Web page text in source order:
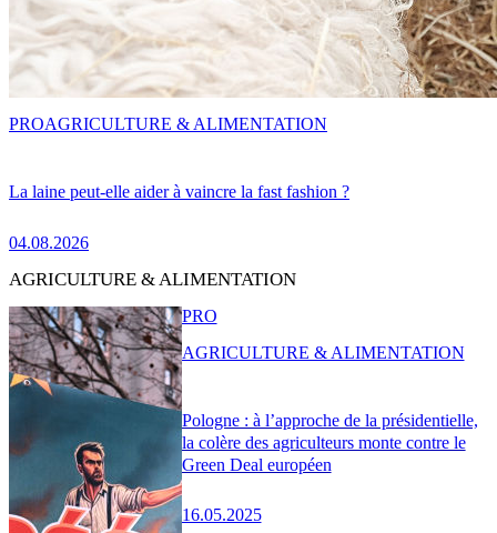
La laine peut-elle aider à vaincre la fast fashion ?
04.08.2026
PROAGRICULTURE & ALIMENTATION
AGRICULTURE & ALIMENTATION
Pologne : à l’approche de la présidentielle,
la colère des agriculteurs monte contre le
Green Deal européen
16.05.2025
PRO
AGRICULTURE & ALIMENTATION